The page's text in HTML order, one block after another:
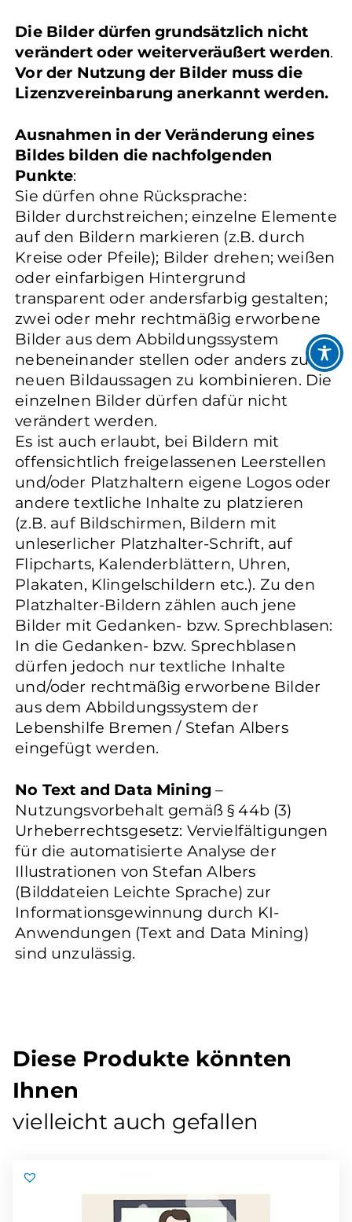
Die Bilder dürfen grundsätzlich nicht
verändert oder weiterveräußert werden.
Vor der Nutzung der Bilder muss die
Lizenzvereinbarung anerkannt werden.
Ausnahmen in der Veränderung eines
Bildes bilden die nachfolgenden
Punkte:
Sie dürfen ohne Rücksprache:
Bilder durchstreichen; einzelne Elemente
auf den Bildern markieren (z.B. durch
Kreise oder Pfeile); Bilder drehen; weißen
oder einfarbigen Hintergrund
transparent oder andersfarbig gestalten;
zwei oder mehr rechtmäßig erworbene
Bilder aus dem Abbildungssystem
nebeneinander stellen oder anders zu
neuen Bildaussagen zu kombinieren. Die
einzelnen Bilder dürfen dafür nicht
verändert werden.
Es ist auch erlaubt, bei Bildern mit
offensichtlich freigelassenen Leerstellen
und/oder Platzhaltern eigene Logos oder
andere textliche Inhalte zu platzieren
(z.B. auf Bildschirmen, Bildern mit
unleserlicher Platzhalter-Schrift, auf
Flipcharts, Kalenderblättern, Uhren,
Plakaten, Klingelschildern etc.). Zu den
Platzhalter-Bildern zählen auch jene
Bilder mit Gedanken- bzw. Sprechblasen:
In die Gedanken- bzw. Sprechblasen
dürfen jedoch nur textliche Inhalte
und/oder rechtmäßig erworbene Bilder
aus dem Abbildungssystem der
Lebenshilfe Bremen / Stefan Albers
eingefügt werden.
No Text and Data Mining –
Nutzungsvorbehalt gemäß § 44b (3)
Urheberrechtsgesetz: Vervielfältigungen
für die automatisierte Analyse der
Illustrationen von Stefan Albers
(Bilddateien Leichte Sprache) zur
Informationsgewinnung durch KI-
Anwendungen (Text and Data Mining)
sind unzulässig.
Diese Produkte könnten
Ihnen
vielleicht auch gefallen